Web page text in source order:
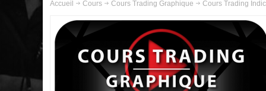
Accueil Cours Cours Trading Graphique Cours Trading